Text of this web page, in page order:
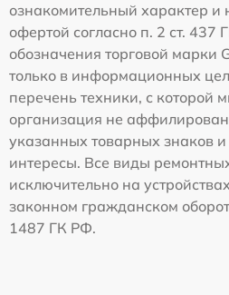
ознакомительный характер и
офертой согласно п. 2 ст.
обозначения торговой марки
только в информационных
перечень техники, с которой
организация не
указанных товарных знаков и
интересы. Все виды
исключительно на
законном гражданском
1487 ГК РФ.